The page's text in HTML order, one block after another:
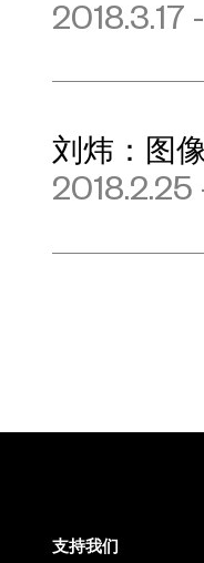
2018.3.17
刘炜：图
2018.2.25
支持我们